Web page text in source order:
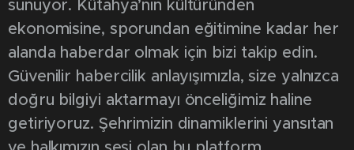
sunuyor. Kütahya’nın kültüründen
ekonomisine, sporundan eğitimine kadar her
alanda haberdar olmak için bizi takip edin.
Güvenilir habercilik anlayışımızla, size yalnızca
doğru bilgiyi aktarmayı önceliğimiz haline
getiriyoruz. Şehrimizin dinamiklerini yansıtan